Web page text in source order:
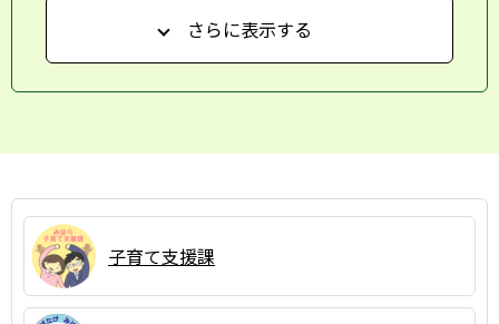
さらに表示する
子育て支援課